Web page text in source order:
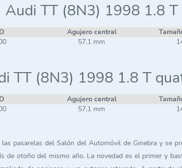
Audi TT (8N3) 1998 1.8 T
Agujero central
57,1 mm
TT (8N3) 1998 1.8 T
Agujero central
57,1 mm
pasarelas del Salón del Automóvil de Ginebra y se
otoño del mismo año. La novedad es el primer y